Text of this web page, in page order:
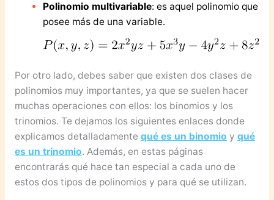
Polinomio multivariable: es aquel polinomio que
posee más de una variable.
Por otro lado, debes saber que existen dos clases de
polinomios muy importantes, ya que se suelen hacer
muchas operaciones con ellos: los binomios y los
trinomios. Te dejamos los siguientes enlaces donde
explicamos detalladamente qué es un binomio y qué
es un trinomio. Además, en estas páginas
encontrarás qué hace tan especial a cada uno de
estos dos tipos de polinomios y para qué se utilizan.